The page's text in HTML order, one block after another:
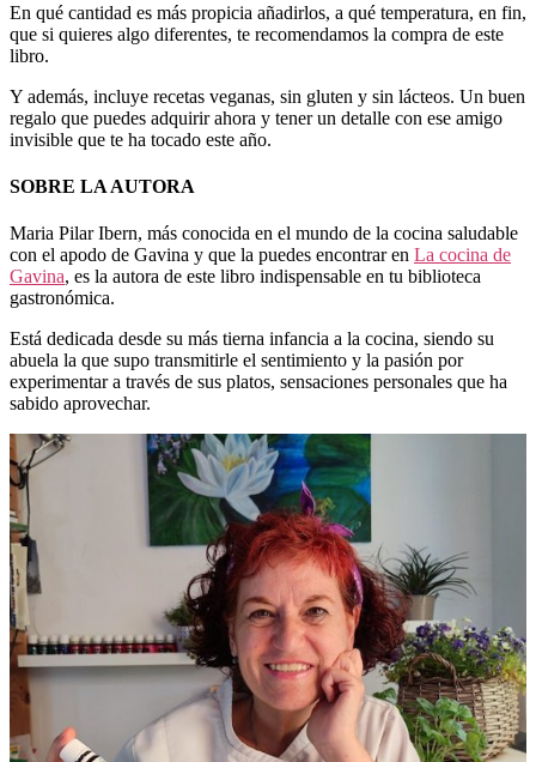
En qué cantidad es más propicia añadirlos, a qué temperatura, en fin,
que si quieres algo diferentes, te recomendamos la compra de este
libro.
Y además, incluye recetas veganas, sin gluten y sin lácteos. Un buen
regalo que puedes adquirir ahora y tener un detalle con ese amigo
invisible que te ha tocado este año.
SOBRE LA AUTORA
Maria Pilar Ibern, más conocida en el mundo de la cocina saludable
con el apodo de Gavina y que la puedes encontrar en La cocina de
Gavina, es la autora de este libro indispensable en tu biblioteca
gastronómica.
Está dedicada desde su más tierna infancia a la cocina, siendo su
abuela la que supo transmitirle el sentimiento y la pasión por
experimentar a través de sus platos, sensaciones personales que ha
sabido aprovechar.